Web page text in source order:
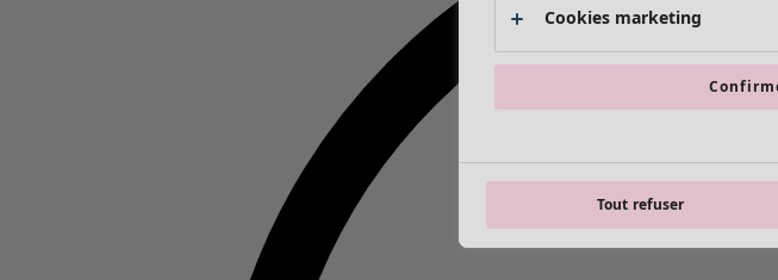
Cookies marketing
Tout refuser